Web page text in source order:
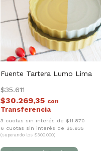
Fuente Tartera Lumo Lima
$35.611
$30.269,35 con
3 cuotas sin interés de $11.870
6 cuotas sin interés de $5.935
(superando los $300.000)